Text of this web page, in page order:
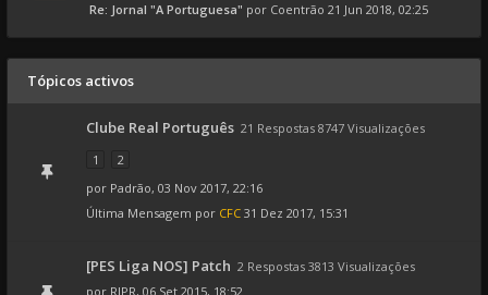
Re: Jornal "A Portuguesa" por Coentrão 21 Jun 2018, 02:25
Tópicos activos
Clube Real Português 21 Respostas 8747 Visualizações
1
2
por Padrão, 03 Nov 2017, 22:16
Última Mensagem por CFC 31 Dez 2017, 15:31
[PES Liga NOS] Patch 2 Respostas 3813 Visualizações
por RJPR, 06 Set 2015, 18:52